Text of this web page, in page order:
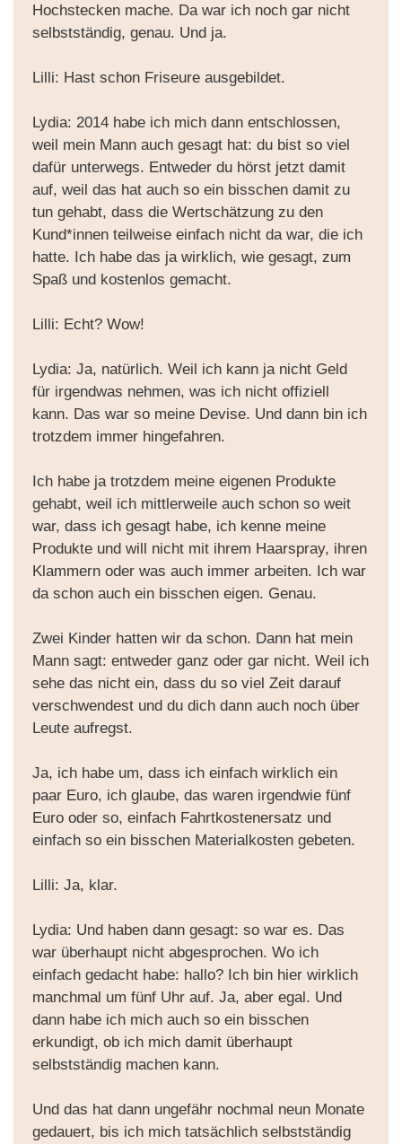
Hochstecken mache. Da war ich noch gar nicht
selbstständig, genau. Und ja.
Lilli: Hast schon Friseure ausgebildet.
Lydia: 2014 habe ich mich dann entschlossen,
weil mein Mann auch gesagt hat: du bist so viel
dafür unterwegs. Entweder du hörst jetzt damit
auf, weil das hat auch so ein bisschen damit zu
tun gehabt, dass die Wertschätzung zu den
Kund*innen teilweise einfach nicht da war, die ich
hatte. Ich habe das ja wirklich, wie gesagt, zum
Spaß und kostenlos gemacht.
Lilli: Echt? Wow!
Lydia: Ja, natürlich. Weil ich kann ja nicht Geld
für irgendwas nehmen, was ich nicht offiziell
kann. Das war so meine Devise. Und dann bin ich
trotzdem immer hingefahren.
Ich habe ja trotzdem meine eigenen Produkte
gehabt, weil ich mittlerweile auch schon so weit
war, dass ich gesagt habe, ich kenne meine
Produkte und will nicht mit ihrem Haarspray, ihren
Klammern oder was auch immer arbeiten. Ich war
da schon auch ein bisschen eigen. Genau.
Zwei Kinder hatten wir da schon. Dann hat mein
Mann sagt: entweder ganz oder gar nicht. Weil ich
sehe das nicht ein, dass du so viel Zeit darauf
verschwendest und du dich dann auch noch über
Leute aufregst.
Ja, ich habe um, dass ich einfach wirklich ein
paar Euro, ich glaube, das waren irgendwie fünf
Euro oder so, einfach Fahrtkostenersatz und
einfach so ein bisschen Materialkosten gebeten.
Lilli: Ja, klar.
Lydia: Und haben dann gesagt: so war es. Das
war überhaupt nicht abgesprochen. Wo ich
einfach gedacht habe: hallo? Ich bin hier wirklich
manchmal um fünf Uhr auf. Ja, aber egal. Und
dann habe ich mich auch so ein bisschen
erkundigt, ob ich mich damit überhaupt
selbstständig machen kann.
Und das hat dann ungefähr nochmal neun Monate
gedauert, bis ich mich tatsächlich selbstständig